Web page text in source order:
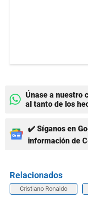
Únase a nuestro
al tanto de los
✔️ Síganos en
información de
Relacionados
Cristiano Ronaldo